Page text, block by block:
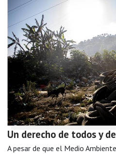
Un derecho de todos y
A pesar de que el Medio